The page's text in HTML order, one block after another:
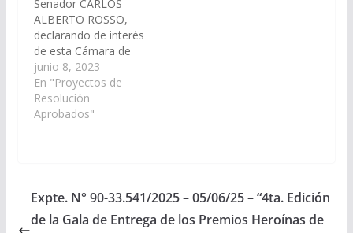
Senador CARLOS
ALBERTO ROSSO,
declarando de interés
de esta Cámara de
Senadores, las
actividades, actos y
homenajes previstos
en el marco de los
Miguel de Güemes”
que se llevara a cabo
el día 17 de…
junio 8, 2023
En "Proyectos de
Resolución
Aprobados"
Expte. N° 90-33.541/2025 – 05/06/25 – “4ta. Edición
de la Gala de Entrega de los Premios Heroínas de